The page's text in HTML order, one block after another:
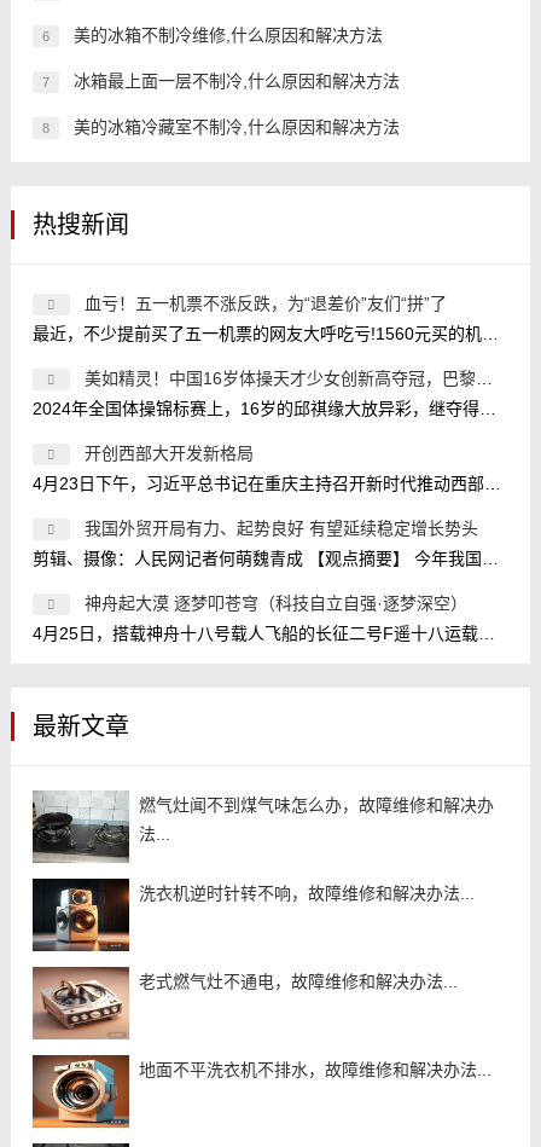
6 美的冰箱不制冷维修,什么原因和解决方法
7 冰箱最上面一层不制冷,什么原因和解决方法
8 美的冰箱冷藏室不制冷,什么原因和解决方法
热搜新闻
血亏！五一机票不涨反跌，为“退差价”友们“拼”了
最近，不少提前买了五一机票的网友大呼吃亏!1560元买的机票现在卖580元，关键是我3个人，意味着白送了3K;买的时候1800元，现在800元?我还两
美如精灵！中国16岁体操天才少女创新高夺冠，巴黎奥运冲金有
2024年全国体操锦标赛上，16岁的邱祺缘大放异彩，继夺得全能金牌之后，又在高低杠比赛中放大招，使用了目前高低杠比赛的最高难度7.2，
开创西部大开发新格局
4月23日下午，习近平总书记在重庆主持召开新时代推动西部大开发座谈会，强调进一步形成大保护、大开放、高质量发展新格局，提升区域
我国外贸开局有力、起势良好 有望延续稳定增长势头
神舟起大漠 逐梦叩苍穹（科技自立自强·逐梦深空）
4月25日，搭载神舟十八号载人飞船的长征二号F遥十八运载火箭点火发射。 新华社记者 连 振摄 1月29日，神舟十八号航天员乘组在核心舱模拟
最新文章
燃气灶闻不到煤气味怎么办，故障维修和解决办
法...
洗衣机逆时针转不响，故障维修和解决办法...
老式燃气灶不通电，故障维修和解决办法...
地面不平洗衣机不排水，故障维修和解决办法...